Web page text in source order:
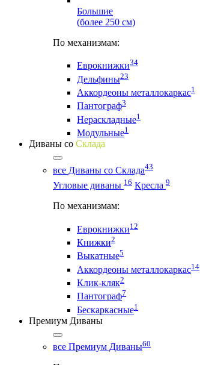
Большие
(более 250 см)
По механизмам:
Еврокнижки34
Дельфины23
Аккордеоны металлокаркас1
Пантограф3
Нераскладные1
Модульные1
Диваны со Склада
все Диваны со Склада43
Угловые диваны 16 Кресла 9
По механизмам:
Еврокнижки12
Книжки2
Выкатные5
Аккордеоны металлокаркас14
Клик-кляк2
Пантограф7
Бескаркасные1
Премиум Диваны
все Премиум Диваны60